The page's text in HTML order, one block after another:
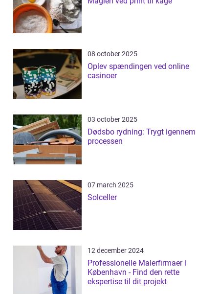
08 october 2025
Oplev spændingen ved online
casinoer
03 october 2025
Dødsbo rydning: Trygt igennem
processen
07 march 2025
Solceller
12 december 2024
Professionelle Malerfirmaer i
København - Find den rette
ekspertise til dit projekt